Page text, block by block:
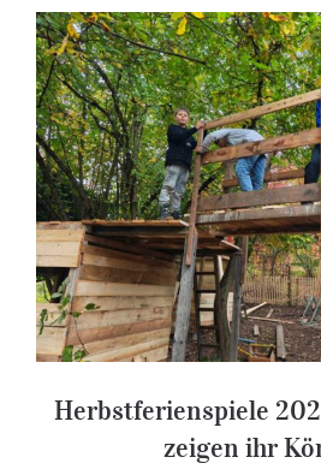
Herbstferienspiele
zeigen ihr